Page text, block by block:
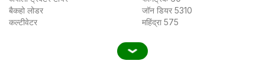
बैकहो लोडर
कल्टीवेटर
जॉन डियर 5310
महिंद्रा 575